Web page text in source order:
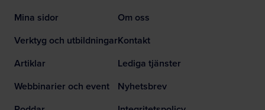
Mina sidor
Verktyg och utbildningar
Artiklar
Webbinarier och event
Om oss
Kontakt
Lediga tjänster
Nyhetsbrev